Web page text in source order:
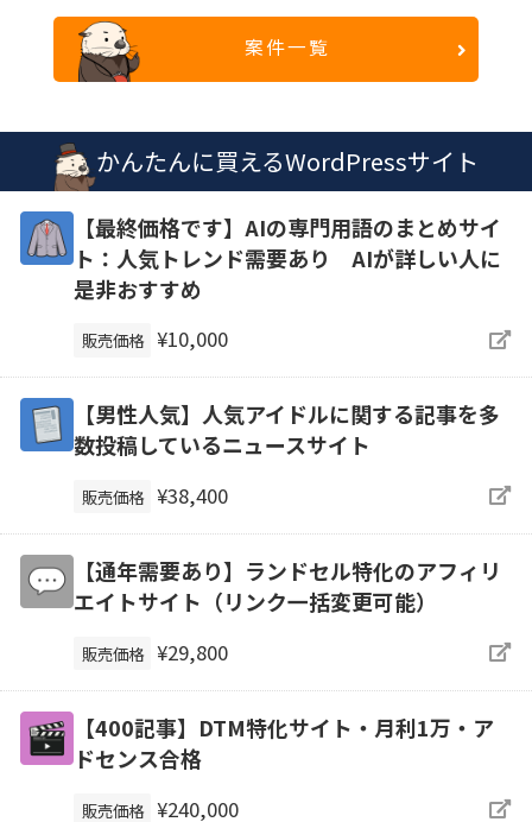
案件一覧
かんたんに買えるWordPressサイト
【最終価格です】AIの専門用語のまとめサイ
ト：人気トレンド需要あり AIが詳しい人に
是非おすすめ
販売価格 ¥10,000
【男性人気】人気アイドルに関する記事を多
数投稿しているニュースサイト
販売価格 ¥38,400
【通年需要あり】ランドセル特化のアフィリ
エイトサイト（リンク一括変更可能）
販売価格 ¥29,800
【400記事】DTM特化サイト・月利1万・ア
ドセンス合格
販売価格 ¥240,000